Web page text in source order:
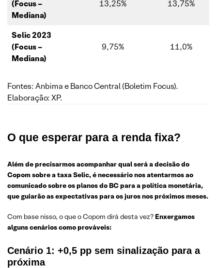
(Focus –
Mediana)
13,25% 13,75%
Selic 2023
(Focus –
Mediana)
9,75% 11,0%
Fontes: Anbima e Banco Central (Boletim Focus).
Elaboração: XP.
O que esperar para a renda fixa?
Além de precisarmos acompanhar qual será a decisão do
Copom sobre a taxa Selic, é necessário nos atentarmos ao
comunicado sobre os planos do BC para a política monetária,
que guiarão as expectativas para os juros nos próximos meses.
Com base nisso, o que o Copom dirá desta vez? Enxergamos
alguns cenários como prováveis:
Cenário 1: +0,5 pp sem sinalização para a
próxima